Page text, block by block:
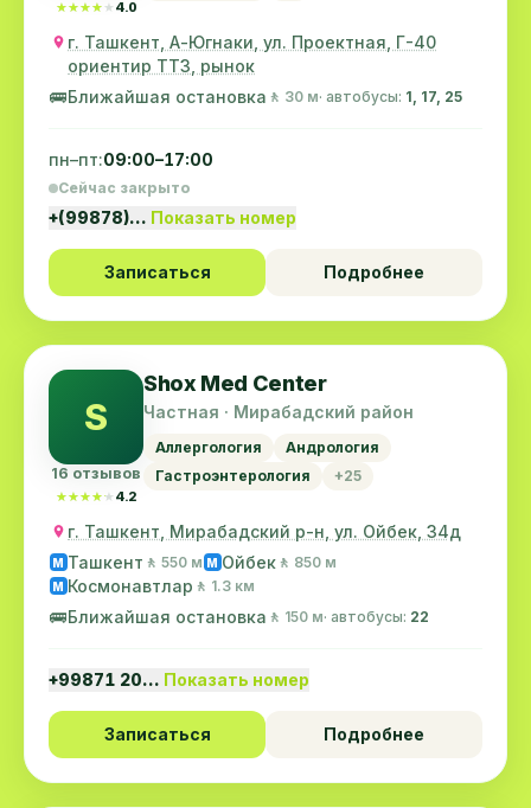
★★★★★
★★★★★ 4.0
г. Ташкент, А-Югнаки, ул. Проектная, Г-40
ориентир ТТЗ, рынок
🚌Ближайшая остановка 🚶 30 м· автобусы: 1, 17, 25
пн–пт:09:00–17:00
Сейчас закрыто
+(99878)… Показать номер
Записаться Подробнее
S
16 отзывов
★★★★★
★★★★★ 4.2
Shox Med Center
Частная · Мирабадский район
Аллергология
Андрология
Гастроэнтерология
+25
г. Ташкент, Мирабадский р-н, ул. Ойбек, 34д
M Ташкент 🚶 550 м M Ойбек 🚶 850 м
M Космонавтлар 🚶 1.3 км
🚌Ближайшая остановка 🚶 150 м· автобусы: 22
+99871 20… Показать номер
Записаться Подробнее